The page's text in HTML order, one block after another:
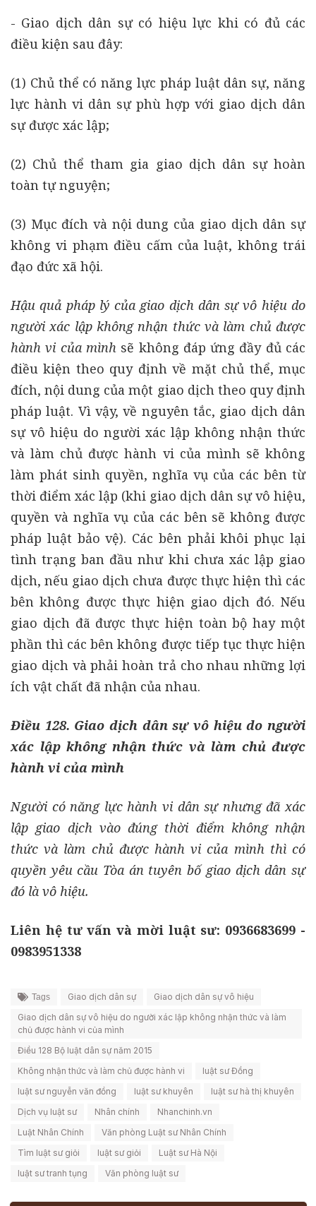
- Giao dịch dân sự có hiệu lực khi có đủ các
điều kiện sau đây:
(1) Chủ thể có năng lực pháp luật dân sự, năng
lực hành vi dân sự phù hợp với giao dịch dân
sự được xác lập;
(2) Chủ thể tham gia giao dịch dân sự hoàn
toàn tự nguyện;
(3) Mục đích và nội dung của giao dịch dân sự
không vi phạm điều cấm của luật, không trái
đạo đức xã hội.
Hậu quả pháp lý của giao dịch dân sự vô hiệu do
người xác lập không nhận thức và làm chủ được
hành vi của mìnhsẽ không đáp ứng đầy đủ các
điều kiện theo quy định về mặt chủ thể, mục
đích, nội dung của một giao dịch theo quy định
pháp luật. Vì vậy, về nguyên tắc, giao dịch dân
sự vô hiệu do người xác lập không nhận thức
và làm chủ được hành vi của mình sẽ không
làm phát sinh quyền, nghĩa vụ của các bên từ
thời điểm xác lập (khi giao dịch dân sự vô hiệu,
quyền và nghĩa vụ của các bên sẽ không được
pháp luật bảo vệ). Các bên phải khôi phục lại
tình trạng ban đầu như khi chưa xác lập giao
dịch, nếu giao dịch chưa được thực hiện thì các
bên không được thực hiện giao dịch đó. Nếu
giao dịch đã được thực hiện toàn bộ hay một
phần thì các bên không được tiếp tục thực hiện
giao dịch và phải hoàn trả cho nhau những lợi
ích vật chất đã nhận của nhau.
Điều 128. Giao dịch dân sự vô hiệu do người
xác lập không nhận thức và làm chủ được
hành vi của mình
Người có năng lực hành vi dân sự nhưng đã xác
lập giao dịch vào đúng thời điểm không nhận
thức và làm chủ được hành vi của mình thì có
quyền yêu cầu Tòa án tuyên bố giao dịch dân sự
đó là vô hiệu.
Liên hệ tư vấn và mời luật sư: 0936683699 -
0983951338
Tags Giao dịch dân sự
Giao dịch dân sự vô hiệu
Giao dịch dân sự vô hiệu do người xác lập không nhận thức và làm
chủ được hành vi của mình
Điều 128 Bộ luật dân sự năm 2015
Không nhận thức và làm chủ được hành vi
luật sư Đồng
luật sư nguyễn văn đồng
luật sư khuyên
luật sư hà thị khuyên
Dịch vụ luật sư
Nhân chính
Nhanchinh.vn
Luật Nhân Chính
Văn phòng Luật sư Nhân Chính
Tìm luật sư giỏi
luật sư giỏi
Luật sư Hà Nội
luật sư tranh tụng
Văn phòng luật sư